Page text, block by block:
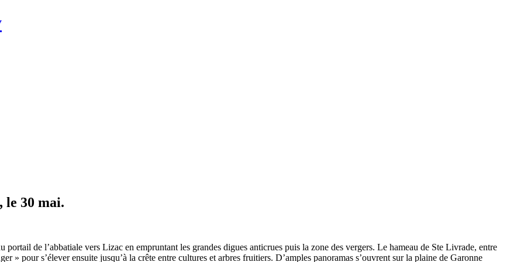
le 30 mai.
de l’abbatiale vers Lizac en empruntant les grandes digues anticrues puis la zone des vergers. Le hameau de Ste Livrade, entre
» pour s’élever ensuite jusqu’à la crête entre cultures et arbres fruitiers. D’amples panoramas s’ouvrent sur la plaine de Garonne